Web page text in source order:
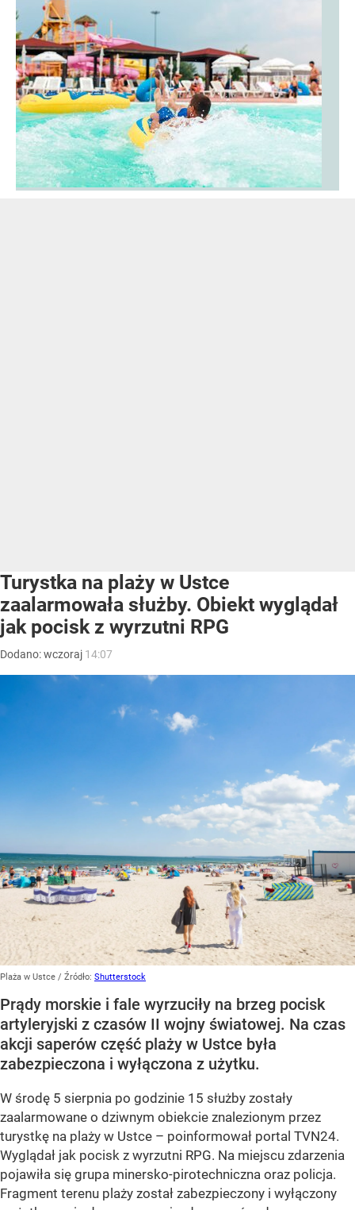
Turystka na plaży w Ustce
zaalarmowała służby. Obiekt wyglądał
jak pocisk z wyrzutni RPG
Dodano:wczoraj 14:07
Plaża w Ustce / Źródło: Shutterstock
Prądy morskie i fale wyrzuciły na brzeg pocisk
artyleryjski z czasów II wojny światowej. Na czas
akcji saperów część plaży w Ustce była
zabezpieczona i wyłączona z użytku.
W środę 5 sierpnia po godzinie 15 służby zostały
zaalarmowane o dziwnym obiekcie znalezionym przez
turystkę na plaży w Ustce – poinformował portal TVN24.
Wyglądał jak pocisk z wyrzutni RPG. Na miejscu zdarzenia
pojawiła się grupa minersko-pirotechniczna oraz policja.
Fragment terenu plaży został zabezpieczony i wyłączony